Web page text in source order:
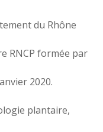
du Rhône
RNCP formée par
2020.
plantaire,